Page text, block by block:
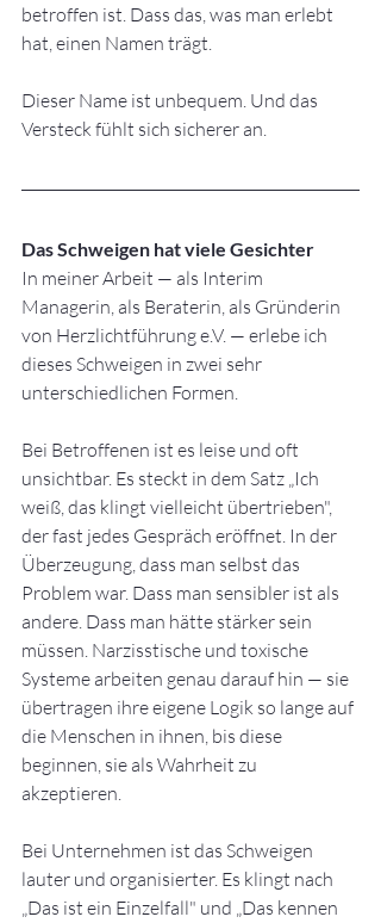
betroffen ist. Dass das, was man erlebt
hat, einen Namen trägt.
Dieser Name ist unbequem. Und das
Versteck fühlt sich sicherer an.
Das Schweigen hat viele Gesichter
In meiner Arbeit — als Interim
Managerin, als Beraterin, als Gründerin
von Herzlichtführung e.V. — erlebe ich
dieses Schweigen in zwei sehr
unterschiedlichen Formen.
Bei Betroffenen ist es leise und oft
unsichtbar. Es steckt in dem Satz „Ich
weiß, das klingt vielleicht übertrieben",
der fast jedes Gespräch eröffnet. In der
Überzeugung, dass man selbst das
Problem war. Dass man sensibler ist als
andere. Dass man hätte stärker sein
müssen. Narzisstische und toxische
Systeme arbeiten genau darauf hin — sie
übertragen ihre eigene Logik so lange auf
die Menschen in ihnen, bis diese
beginnen, sie als Wahrheit zu
akzeptieren.
Bei Unternehmen ist das Schweigen
lauter und organisierter. Es klingt nach
„Das ist ein Einzelfall" und „Das kennen